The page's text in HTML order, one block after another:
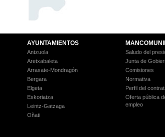
AYUNTAMIENTOS
Antzuola
Aretxabaleta
Arrasate-Mondragón
Bergara
Elgeta
Eskoriatza
Leintz-Gatzaga
Oñati
Saludo del
Junta de
Comisiones
Normativa
Perfil del
Oferta pública
empleo